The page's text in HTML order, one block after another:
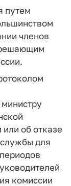
путем
членов
об отказе
для
комиссии